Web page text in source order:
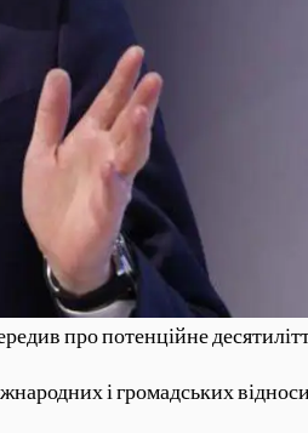
про потенційне
і громадських